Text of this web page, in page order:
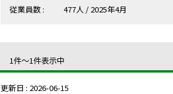
従業員数 :
477人 / 2025年4月
1件〜1件表示中
更新日 : 2026-06-15